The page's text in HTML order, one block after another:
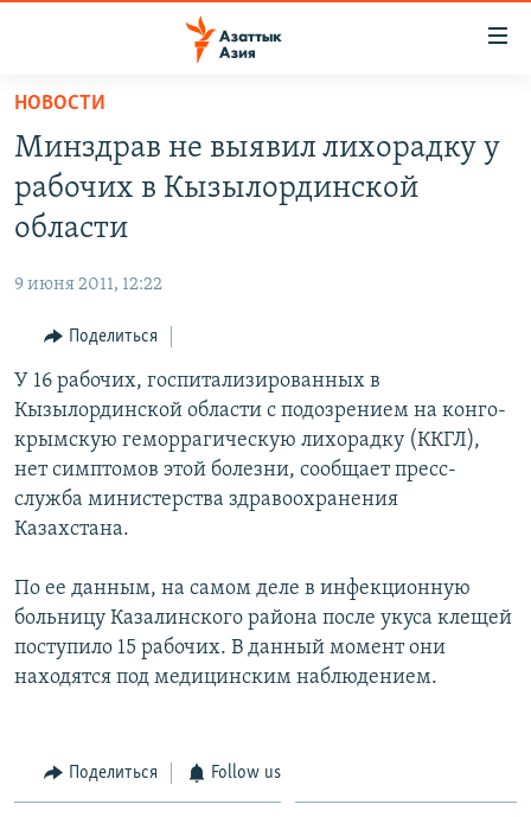
Вернуться
основному
содержанию
Вернутся
главной
Вернутся
поиску
КАЗАХСТАН
КЫРГЫЗСТАН
ТАДЖИКИСТАН
НОВОСТИ
ВОЙНА В УКРАИНЕ
КЫРГЫЗЧА
ЎЗБЕКЧА
ТОҶИКӢ
TÜRKMENÇE
Все сайты РСЕ/РС
НОВОСТИ
Минздрав не выявил лихорадку у
рабочих в Кызылординской
области
9 июня 2011, 12:22
Поделиться
У 16 рабочих, госпитализированных в
Кызылординской области с подозрением на конго-
крымскую геморрагическую лихорадку (ККГЛ),
нет симптомов этой болезни, сообщает пресс-
служба министерства здравоохранения
Казахстана.
По ее данным, на самом деле в инфекционную
больницу Казалинского района после укуса клещей
поступило 15 рабочих. В данный момент они
находятся под медицинским наблюдением.
Поделиться Follow us